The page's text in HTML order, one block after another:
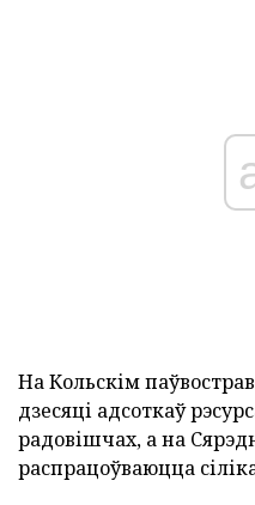
На Кольскім
дзесяці адсоткаў
радовішчах, а на
распрацоўваюцца